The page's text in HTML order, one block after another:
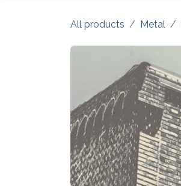
All products Metal